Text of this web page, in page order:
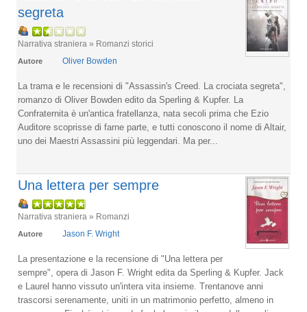
segreta
Narrativa straniera » Romanzi storici
Autore Oliver Bowden
La trama e le recensioni di "Assassin's Creed. La crociata segreta",
romanzo di Oliver Bowden edito da Sperling & Kupfer. La
Confraternita è un'antica fratellanza, nata secoli prima che Ezio
Auditore scoprisse di farne parte, e tutti conoscono il nome di Altair,
uno dei Maestri Assassini più leggendari. Ma per...
Una lettera per sempre
Narrativa straniera » Romanzi
Autore Jason F. Wright
La presentazione e la recensione di "Una lettera per
sempre", opera di Jason F. Wright edita da Sperling & Kupfer. Jack
e Laurel hanno vissuto un'intera vita insieme. Trentanove anni
trascorsi serenamente, uniti in un matrimonio perfetto, almeno in